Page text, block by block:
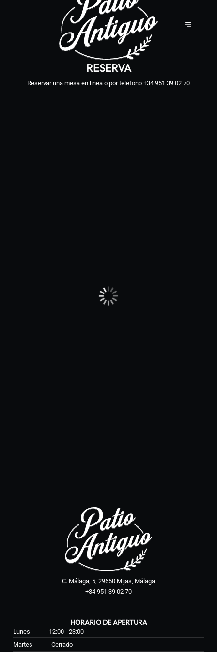
RESERVA
Reservar una mesa en línea o por teléfono +34 951 39 02 70
C. Málaga, 5, 29650 Mijas, Málaga
+34 951 39 02 70
HORARIO DE APERTURA
Lunes
12:00 - 23:00
Martes
Cerrado